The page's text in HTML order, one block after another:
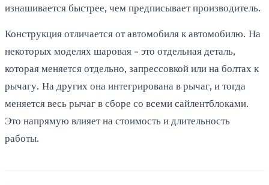
изнашивается быстрее, чем предписывает производитель.
Конструкция отличается от автомобиля к автомобилю. На
некоторых моделях шаровая - это отдельная деталь,
которая меняется отдельно, запрессовкой или на болтах к
рычагу. На других она интегрирована в рычаг, и тогда
меняется весь рычаг в сборе со всеми сайлентблоками.
Это напрямую влияет на стоимость и длительность
работы.